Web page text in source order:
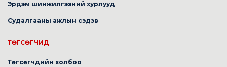
Эрдэм шинжилгээний хурлууд
Судалгааны ажлын сэдэв
ТӨГСӨГЧИД
Төгсөгчдийн холбоо